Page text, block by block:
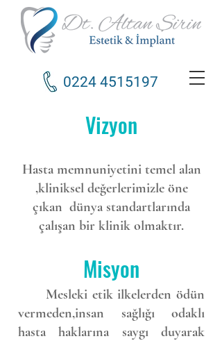
0224 4515197
Vizyon
Hasta memnuniyetini temel alan
,kliniksel değerlerimizle öne
çıkan dünya standartlarında
çalışan bir klinik olmaktır.
Misyon
Mesleki etik ilkelerden ödün
vermeden,insan sağlığı odaklı
hasta haklarına saygı duyarak